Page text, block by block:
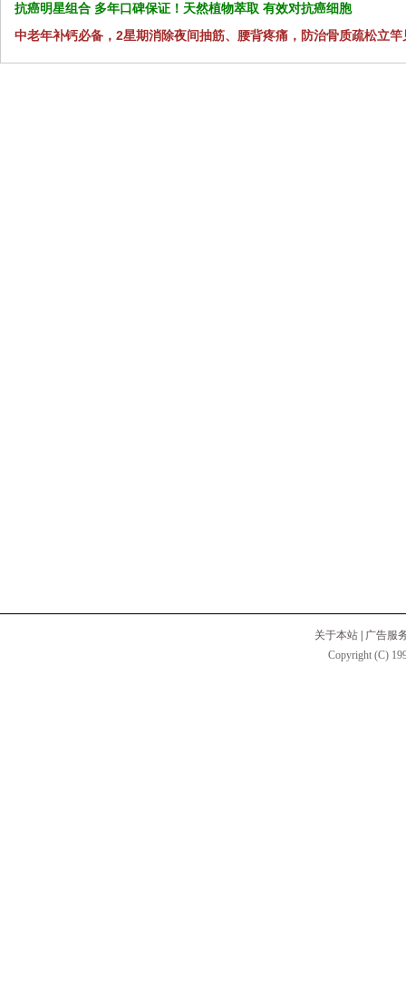
抗癌明星组合 多年口碑保证！天然植物萃取 有效对抗癌细胞
中老年补钙必备，2星期消除夜间抽筋、腰背疼痛，防治骨质疏松立竿
关于本站
广告服
Copyright (C)